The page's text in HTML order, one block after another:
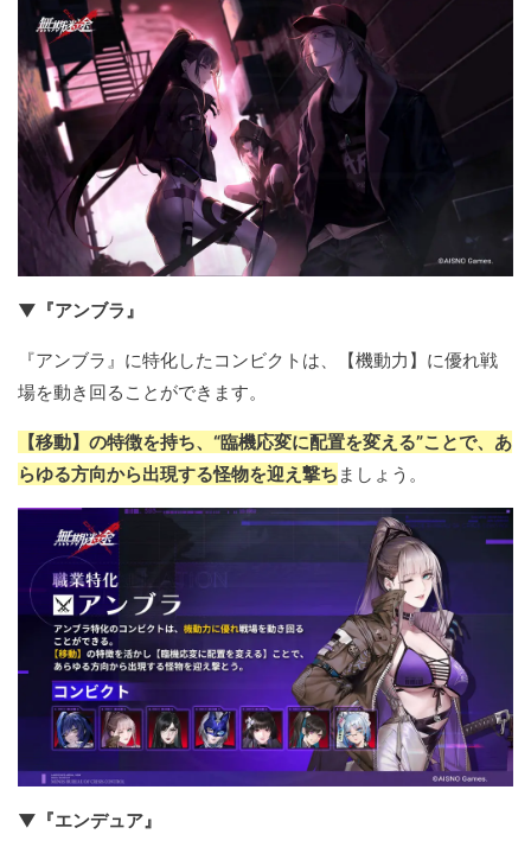
▼『アンブラ』
『アンブラ』に特化したコンビクトは、【機動力】に優れ戦
場を動き回ることができます。
【移動】の特徴を持ち、“臨機応変に配置を変える”ことで、あ
らゆる方向から出現する怪物を迎え撃ち ましょう。
▼『エンデュア』